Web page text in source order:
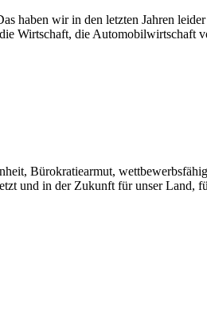
haben wir in den letzten Jahren
Wirtschaft, die Automobilwirtschaft
Bürokratiearmut,
und in der Zukunft für unser Land,